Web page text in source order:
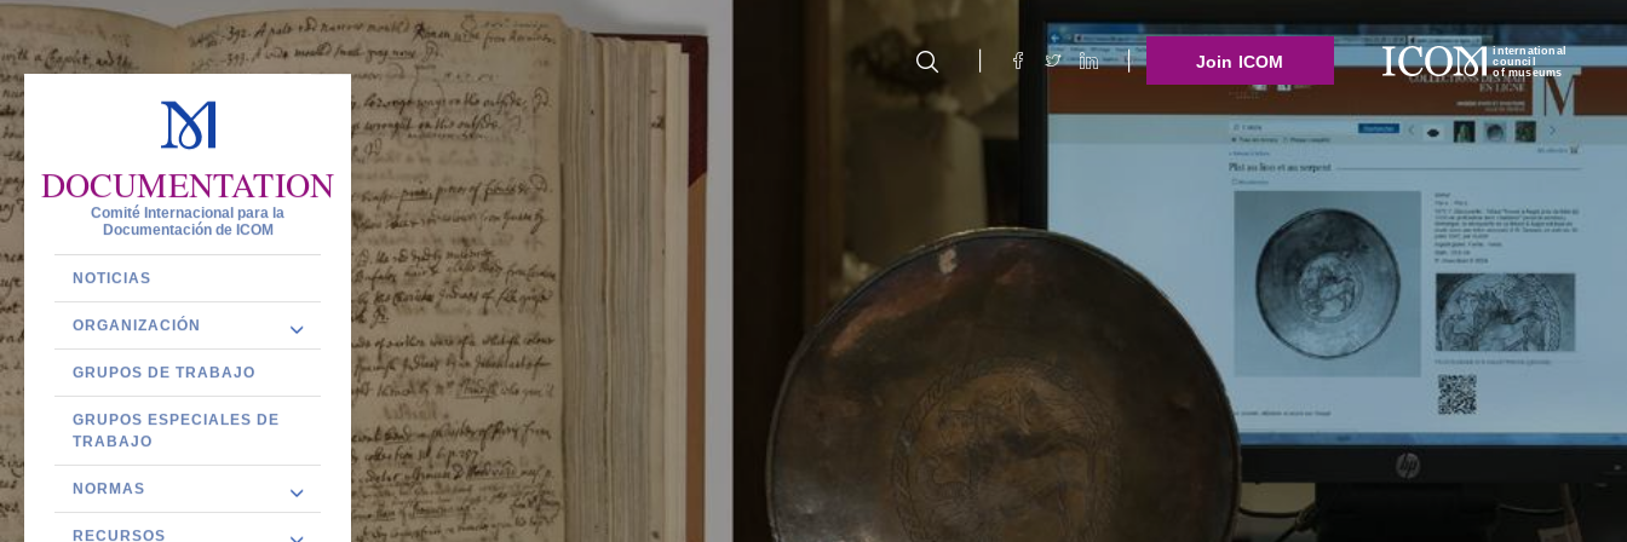
Join ICOM
international
council
of museums
DOCUMENTATION
Comité Internacional para la
Documentación de ICOM
NOTICIAS
ORGANIZACIÓN
GRUPOS DE TRABAJO
GRUPOS ESPECIALES DE
TRABAJO
NORMAS
RECURSOS